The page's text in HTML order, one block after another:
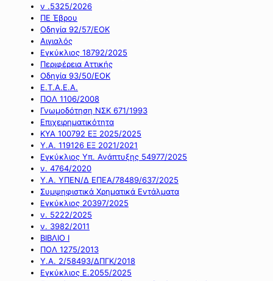
ν .5325/2026
ΠΕ Έβρου
Οδηγία 92/57/ΕΟΚ
Αιγιαλός
Εγκύκλιος 18792/2025
Περιφέρεια Αττικής
Οδηγία 93/50/ΕΟΚ
Ε.Τ.Α.Ε.Α.
ΠΟΛ 1106/2008
Γνωμοδότηση ΝΣΚ 671/1993
Επιχειρηματικότητα
ΚΥΑ 100792 ΕΞ 2025/2025
Υ.Α. 119126 ΕΞ 2021/2021
Εγκύκλιος Υπ. Ανάπτυξης 54977/2025
ν. 4764/2020
Υ.Α. ΥΠΕΝ/Δ ΕΠΕΑ/78489/637/2025
Συμψηφιστικά Χρηματικά Εντάλματα
Εγκύκλιος 20397/2025
ν. 5222/2025
ν. 3982/2011
ΒΙΒΛΙΟ Ι
ΠΟΛ 1275/2013
Υ.Α. 2/58493/ΔΠΓΚ/2018
Εγκύκλιος Ε.2055/2025